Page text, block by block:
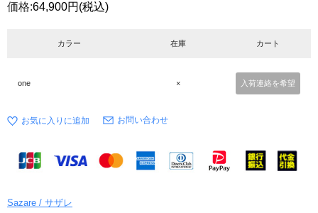
価格:64,900円 (税込)
カラー 在庫 カート
one × 入荷連絡を希望
お問い合わせ
Sazare / サザレ